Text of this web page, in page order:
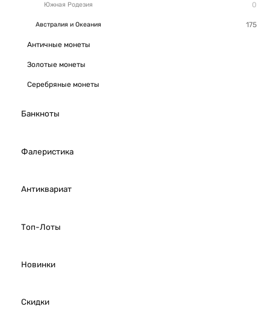
Южная Родезия
Австралия и Океания
Античные монеты
Золотые монеты
Серебряные монеты
Банкноты
Фалеристика
Антиквариат
Топ-Лоты
Новинки
Скидки